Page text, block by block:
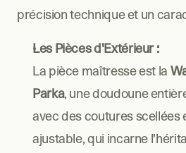
précision technique et un
Les Pièces d'Extérieur :
La pièce maîtresse est la
Parka, une doudoune
avec des coutures scellées
ajustable, qui incarne